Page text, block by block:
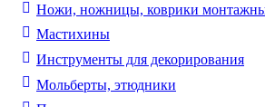
Ножи, ножницы, коврики
Мастихины
Инструменты для декорирования
Мольберты, этюдники